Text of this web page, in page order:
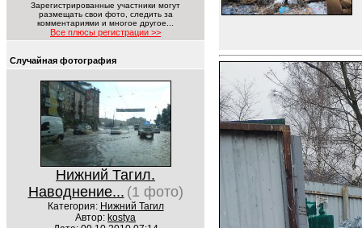
Зарегистрированные участники могут
размещать свои фото, следить за
комментариями и многое другое...
Все плюсы регистрации >>
Случайная фотография
Нижний Тагил.
Наводнение... (1 фото)
Категория: Нижний Тагил
Автор: kostya